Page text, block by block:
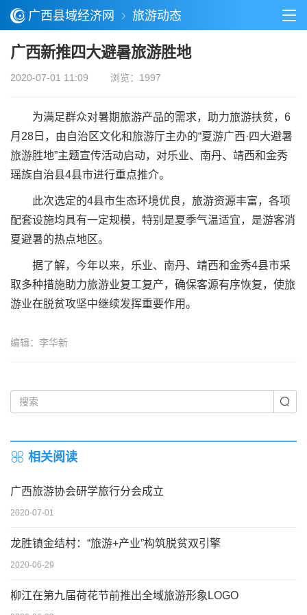
广西县域经济网 旅游动态
广西新推四大避暑旅游胜地
2020-07-01 11:09 浏览：1997
为满足群众对暑期旅游产品的需求，助力旅游扶贫，6
月28日，由自治区文化和旅游厅主办的“夏游广西·四大避暑
旅游胜地”主题宣传活动启动，对乐业、南丹、靖西和金秀
瑶族自治县4县市进行重点推介。
此次选定的4县市生态环境优良，旅游资源丰富，各项
配套设施均具有一定规模，特别是夏季气温适宜，是游客消
夏避暑的热点地区。
据了解，今年以来，乐业、南丹、靖西和金秀4县市采
取多种措施助力旅游业复工复产，确保客源有序恢复，使旅
游业在脱贫攻坚中继续发挥重要作用。
编辑：李华新
相关阅读
广西旅游协会研学旅行分会成立
2020-07-01
龙胜镇金结村：“旅游+产业”构筑脱贫双引擎
2020-06-29
柳江在第九届荷花节前推出全域旅游形象LOGO